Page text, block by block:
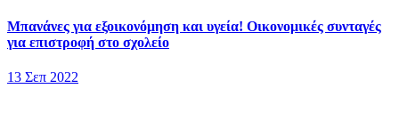
Μπανάνες για εξοικονόμηση και υγεία! Οικονομικές συνταγές
για επιστροφή στο σχολείο
13 Σεπ 2022